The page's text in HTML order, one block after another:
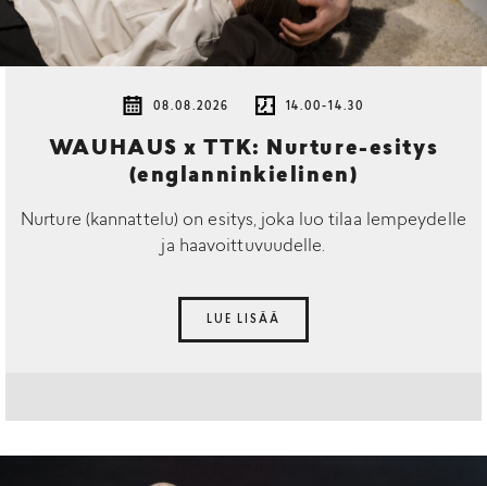
08.08.2026 14.00-14.30
WAUHAUS x TTK: Nurture-esitys
(englanninkielinen)
Nurture (kannattelu) on esitys, joka luo tilaa lempeydelle
ja haavoittuvuudelle.
LUE LISÄÄ